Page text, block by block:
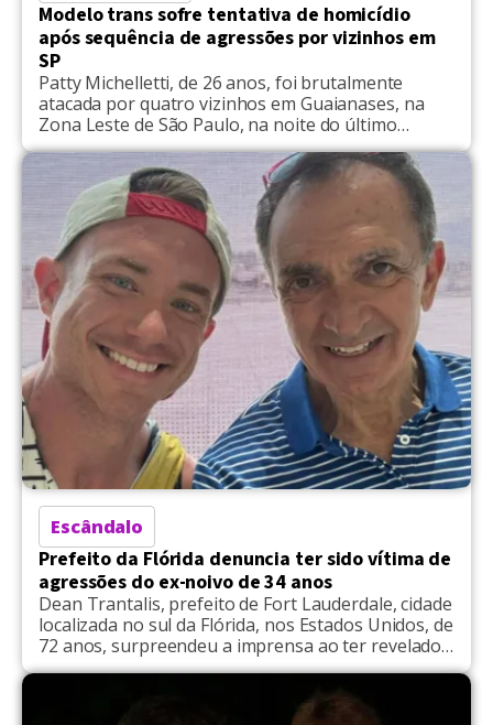
Modelo trans sofre tentativa de homicídio
após sequência de agressões por vizinhos em
SP
Patty Michelletti, de 26 anos, foi brutalmente
atacada por quatro vizinhos em Guaianases, na
Zona Leste de São Paulo, na noite do último
sábado (15). A atriz e modelo trans relatou ter sido
surpreendida or dois homens e duas mulheres que
invadiram o quintal onde vive com a tia, também
mulher trans. Armados com facas, […]
Escândalo
Prefeito da Flórida denuncia ter sido vítima de
agressões do ex-noivo de 34 anos
Dean Trantalis, prefeito de Fort Lauderdale, cidade
localizada no sul da Flórida, nos Estados Unidos, de
72 anos, surpreendeu a imprensa ao ter revelado
que seu então noivo, Danny Curran, de 34, o
tornou vítima de agressões físicas. De acordo com
documentos apresentados à Justiça, os dois